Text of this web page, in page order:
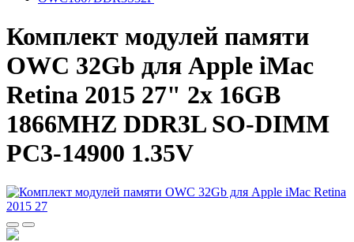
Комплект модулей памяти
OWC 32Gb для Apple iMac
Retina 2015 27" 2x 16GB
1866MHZ DDR3L SO-DIMM
PC3-14900 1.35V